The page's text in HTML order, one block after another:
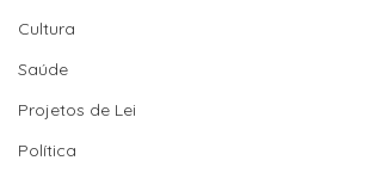
Cultura
Saúde
Projetos de Lei
Política